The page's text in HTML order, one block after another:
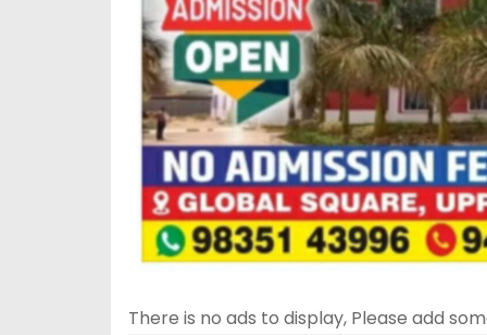
There is no ads to display, Please add